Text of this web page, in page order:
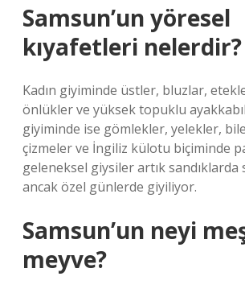
Samsun’un yöresel
kıyafetleri nelerdir?
Kadın giyiminde üstler, bluzlar,
önlükler ve yüksek topuklu
giyiminde ise gömlekler, yelekler,
çizmeler ve İngiliz külotu biçiminde
geleneksel giysiler artık sandıklarda
ancak özel günlerde giyiliyor.
Samsun’un neyi
meyve?